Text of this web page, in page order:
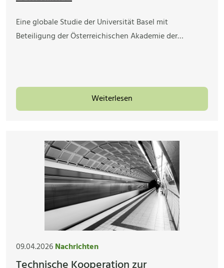
Eine globale Studie der Universität Basel mit
Beteiligung der Österreichischen Akademie der…
Weiterlesen
09.04.2026Nachrichten